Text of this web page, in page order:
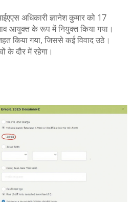
अधिकारी ज्ञानेश कुमार को 17
आयुक्त के रूप में नियुक्त किया गया।
किया गया, जिससे कई विवाद उठे।
के दौर में रहेगा।